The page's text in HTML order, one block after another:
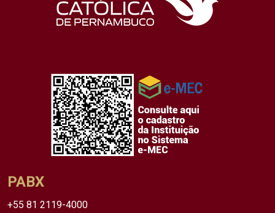
PABX
+55 81 2119-4000